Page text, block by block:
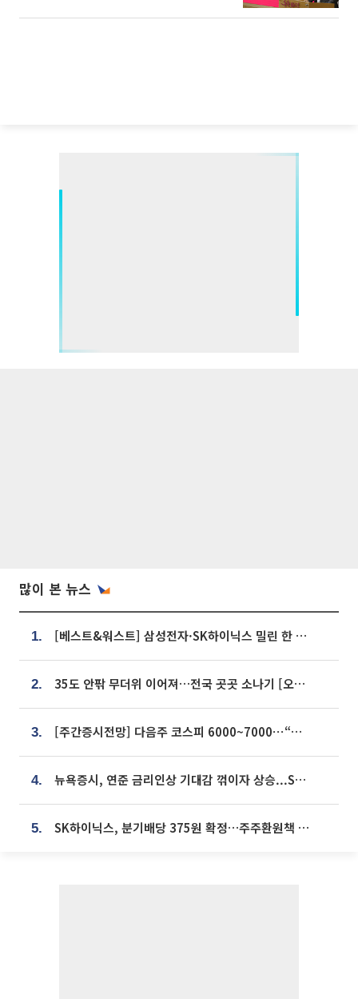
많이 본 뉴스
1. [베스트&워스트] 삼성전자·SK하이닉스 밀린 한 주…상상인증권은 85% 급등
2. 35도 안팎 무더위 이어져…전국 곳곳 소나기 [오늘 날씨]
3. [주간증시전망] 다음주 코스피 6000~7000⋯“外人 수급은 정책이 변수”
4. 뉴욕증시, 연준 금리인상 기대감 꺾이자 상승...S&P500 사상 최고치 [종합]
5. SK하이닉스, 분기배당 375원 확정…주주환원책 9월로 앞당겨 발표